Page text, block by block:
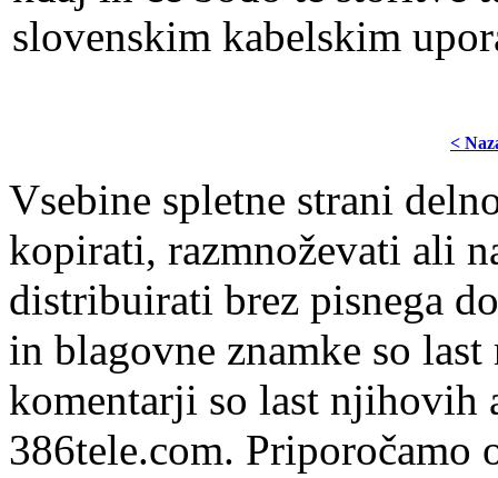
slovenskim kabelskim
<
Vsebine spletne strani
kopirati, razmnoževati ali
distribuirati brez pisnega
in blagovne znamke so
komentarji so last njihovih
386tele.com. Priporočamo